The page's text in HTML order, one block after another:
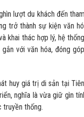
lượt du khách đến
trở thành sự kiện văn
khai thác hợp lý, hệ
với văn hóa, đóng
huy giá trị di sản tại
nghĩa là vừa giữ gìn
truyền thống.